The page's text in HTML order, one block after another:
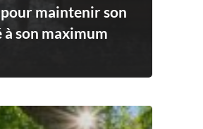
maintenir son
son maximum